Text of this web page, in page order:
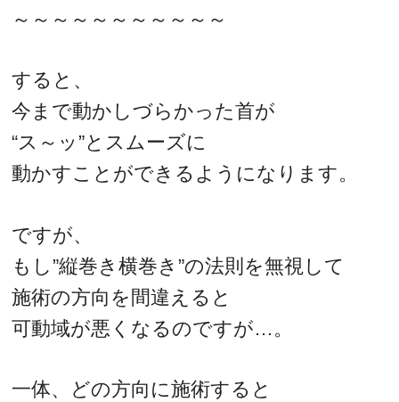
～～～～～～～～～～～
すると、
今まで動かしづらかった首が
“ス～ッ”とスムーズに
動かすことができるようになります。
ですが、
もし”縦巻き横巻き”の法則を無視して
施術の方向を間違えると
可動域が悪くなるのですが…。
一体、どの方向に施術すると